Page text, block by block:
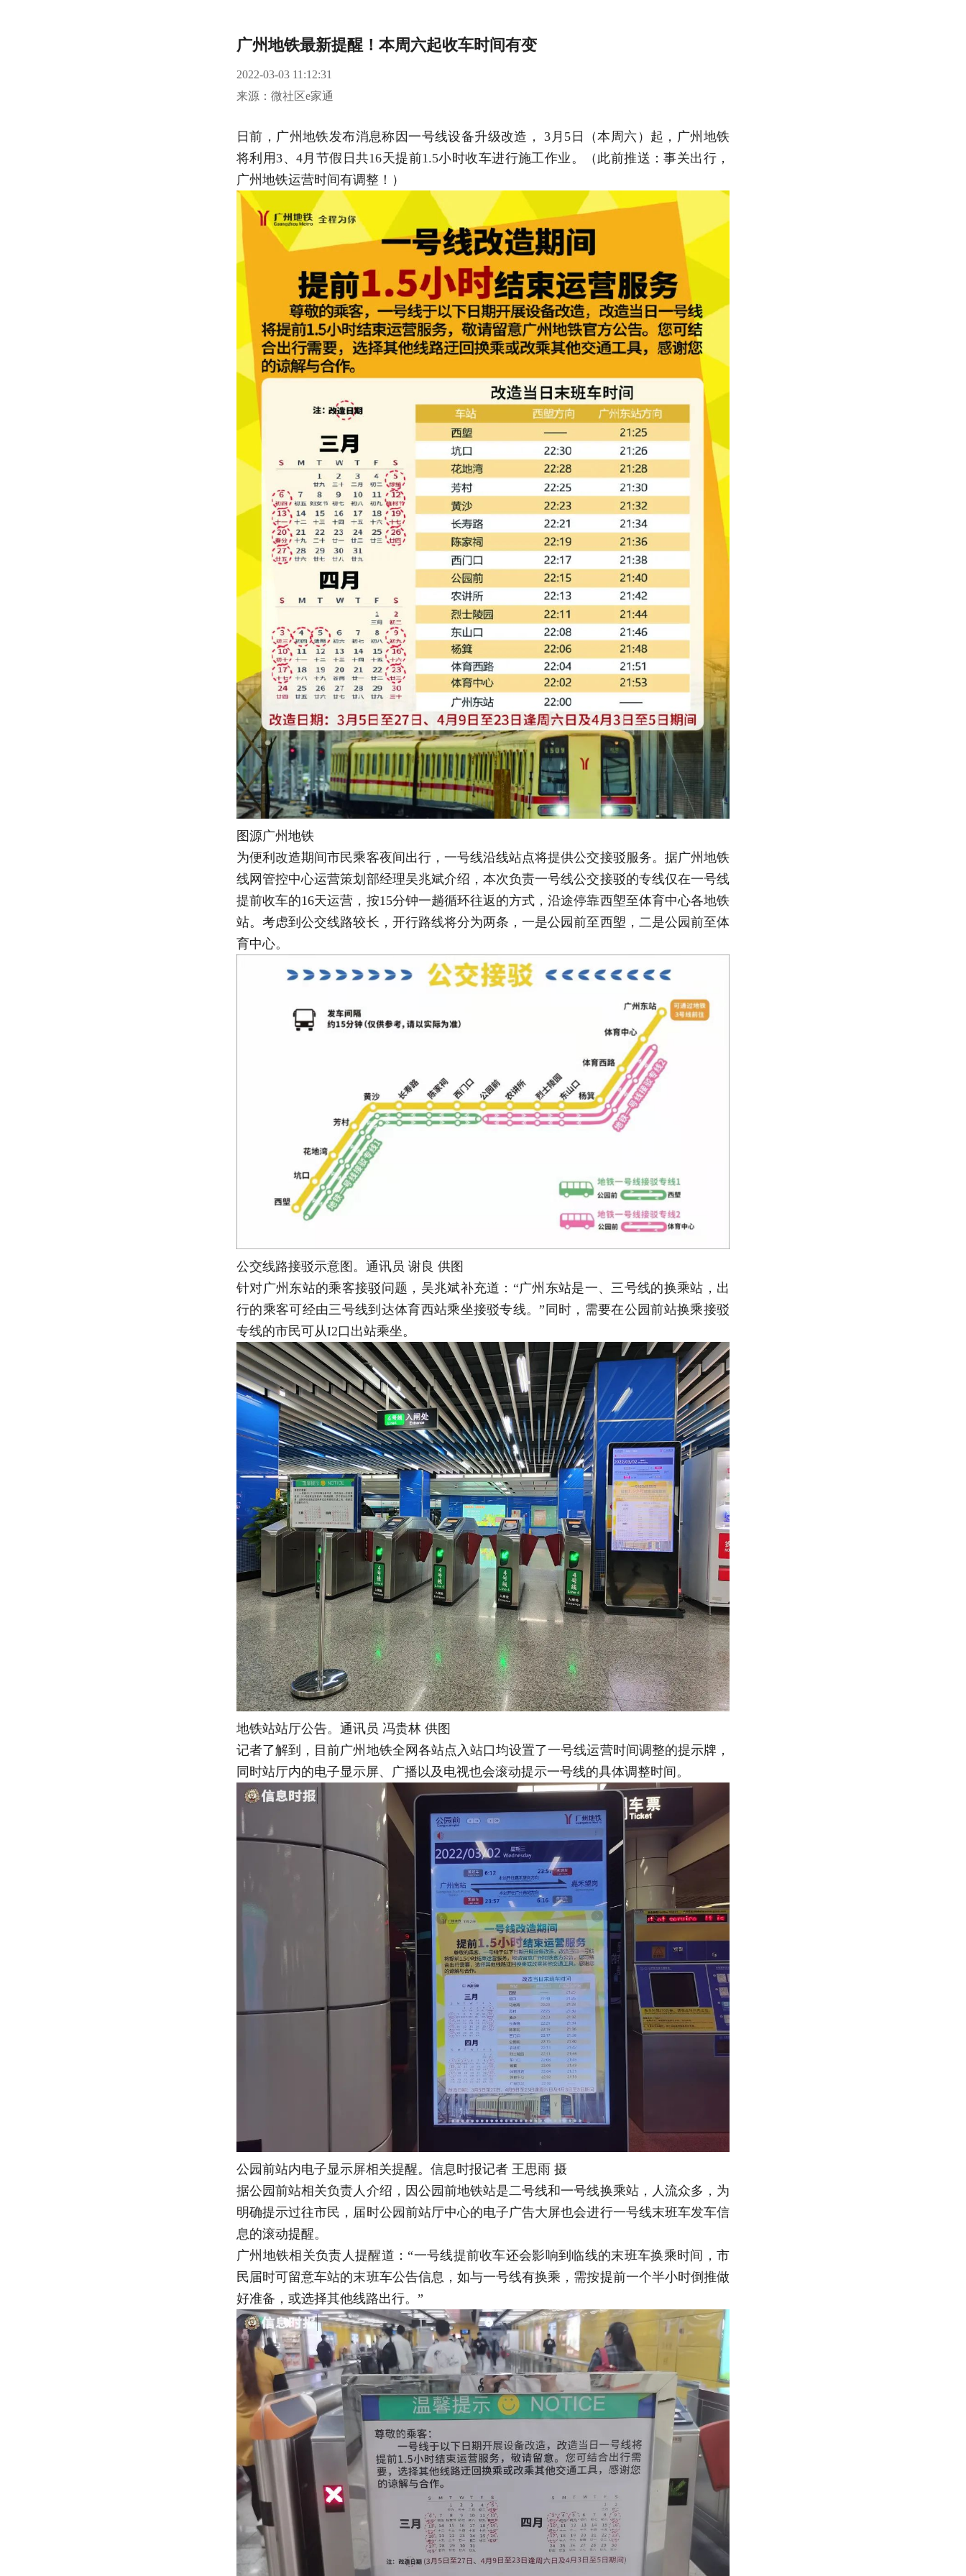
广州地铁最新提醒！本周六起收车时间有变
2022-03-03 11:12:31
来源：微社区e家通
日前，广州地铁发布消息称因一号线设备升级改造， 3月5日（本周六）起，广州地铁
将利用3、4月节假日共16天提前1.5小时收车进行施工作业。（此前推送：事关出行，
广州地铁运营时间有调整！）
图源广州地铁
为便利改造期间市民乘客夜间出行，一号线沿线站点将提供公交接驳服务。据广州地铁
线网管控中心运营策划部经理吴兆斌介绍，本次负责一号线公交接驳的专线仅在一号线
提前收车的16天运营，按15分钟一趟循环往返的方式，沿途停靠西塱至体育中心各地铁
站。考虑到公交线路较长，开行路线将分为两条，一是公园前至西塱，二是公园前至体
育中心。
公交线路接驳示意图。通讯员 谢良 供图
针对广州东站的乘客接驳问题，吴兆斌补充道：“广州东站是一、三号线的换乘站，出
行的乘客可经由三号线到达体育西站乘坐接驳专线。”同时，需要在公园前站换乘接驳
专线的市民可从I2口出站乘坐。
地铁站站厅公告。通讯员 冯贵林 供图
记者了解到，目前广州地铁全网各站点入站口均设置了一号线运营时间调整的提示牌，
同时站厅内的电子显示屏、广播以及电视也会滚动提示一号线的具体调整时间。
公园前站内电子显示屏相关提醒。信息时报记者 王思雨 摄
据公园前站相关负责人介绍，因公园前地铁站是二号线和一号线换乘站，人流众多，为
明确提示过往市民，届时公园前站厅中心的电子广告大屏也会进行一号线末班车发车信
息的滚动提醒。
广州地铁相关负责人提醒道：“一号线提前收车还会影响到临线的末班车换乘时间，市
民届时可留意车站的末班车公告信息，如与一号线有换乘，需按提前一个半小时倒推做
好准备，或选择其他线路出行。”